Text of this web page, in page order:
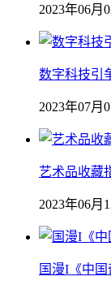
2023年06月
数字科技引
2023年07月
艺术品收藏
2023年06月
国漫I《中